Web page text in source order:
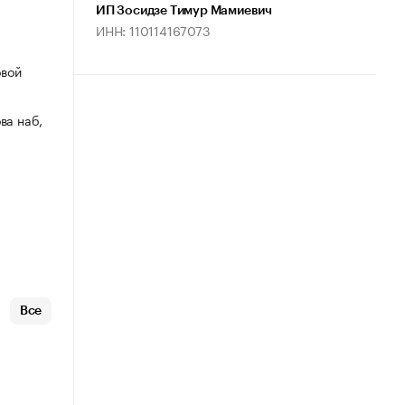
наб,
Все
ИП Зосидзе Тимур Мамиевич
ИНН: 110114167073